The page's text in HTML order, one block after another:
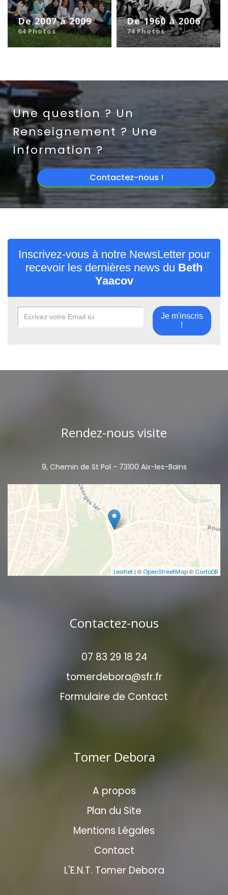
De 2007 à 2009
64 Photos
De 1960 à 2006
74 Photos
Une question ? Un
Renseignement ? Une
Information ?
Contactez-nous !
Inscrivez-vous à notre NewsLetter pour
recevoir les dernières news du Beth
Yaacov
Je m'inscris
!
Rendez-nous visite
9, Chemin de St Pol - 73100 Aix-les-Bains
Leaflet | © OpenStreetMap© CartoDB
Contactez-nous
07 83 29 18 24
tomerdebora@sfr.fr
Formulaire de Contact
Tomer Debora
A propos
Plan du Site
Mentions Légales
Contact
L'E.N.T. Tomer Debora